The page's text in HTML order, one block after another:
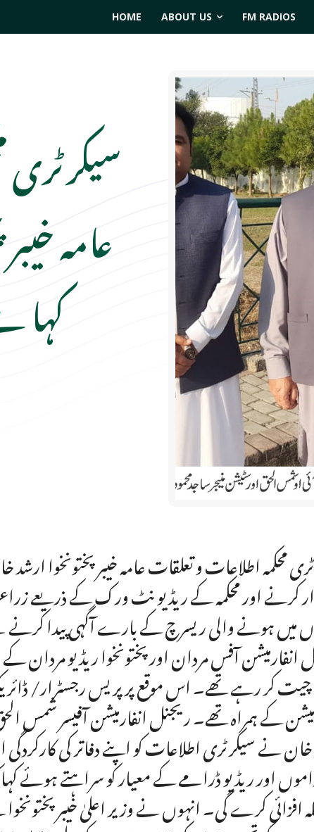
HOME ABOUT US FM RADIOS
عامہ
کہا
محکمہ اطلاعات و تعلقات عامہ خیبرپختونخوا
کرنے اور محکمہ کے ریڈیو نٹ ورک کے ذریعے
میں ہونے والی ریسرچ کے بارے آگہی پیدا
انفارمیشن آفس مردان اور پختونخوا ریڈیو
کر رہے تھے۔ اس موقع پر پریس رجسٹرار/
کے ہمراہ تھے۔ ریجنل انفارمیشن آفیسر شمس
خان نے سیکرٹری اطلاعات کو اپنے دفاتر کی
اور ریڈیو ڈرامے کے معیار کو سراہتے ہوئے
افزائی کرے گی۔ انہوں نے وزیر اعلیٰ خیبر